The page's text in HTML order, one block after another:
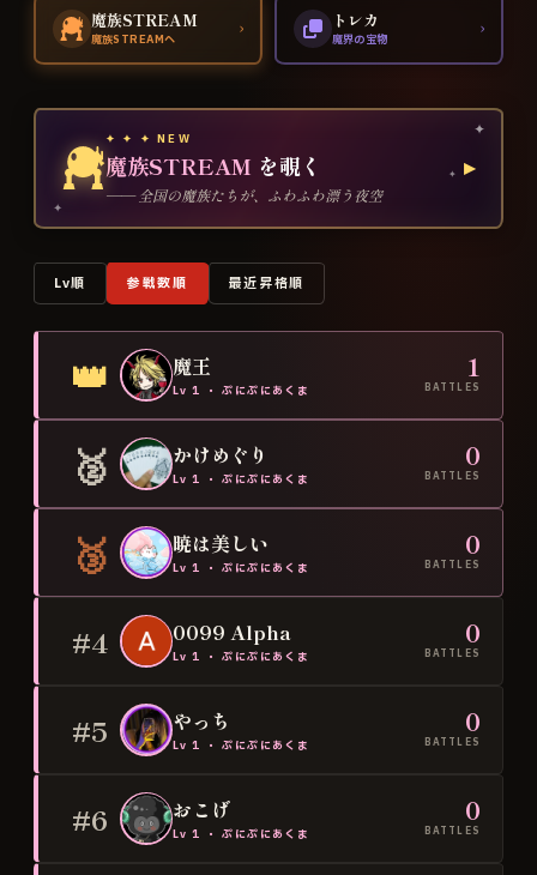
魔族STREAM
魔族STREAMへ › トレカ
魔界の宝物 ›
✦
✦
✦
✦ ✦ ✦ NEW
魔族STREAM を覗く
—— 全国の魔族たちが、ふわふわ漂う夜空
▸
Lv順 参戦数順 最近昇格順
👑 魔王
Lv1 ・ぷにぷにあくま
1
BATTLES
🥈 かけめぐり
Lv1 ・ぷにぷにあくま
0
BATTLES
🥉 暁は美しい
Lv1 ・ぷにぷにあくま
0
BATTLES
#4 0099 Alpha
Lv1 ・ぷにぷにあくま
0
BATTLES
#5 やっち
Lv1 ・ぷにぷにあくま
0
BATTLES
#6 おこげ
Lv1 ・ぷにぷにあくま
0
BATTLES